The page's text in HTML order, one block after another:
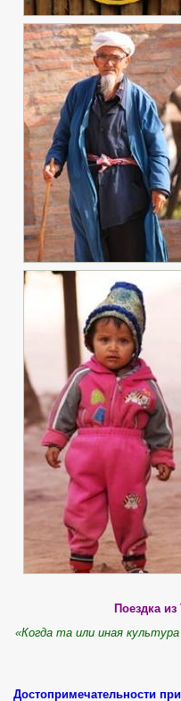
Поездка
«Когда та или иная
Достопримечательности